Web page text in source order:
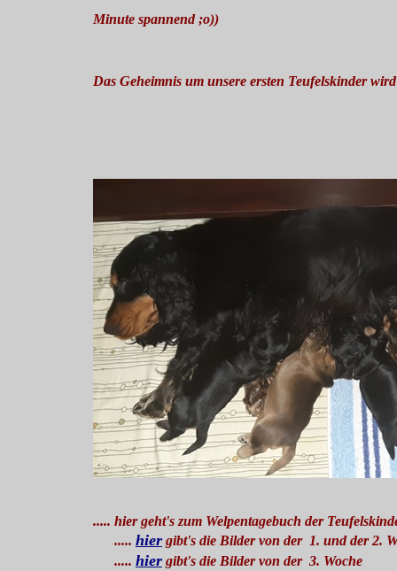
Minute spannend ;o))
Das Geheimnis um unsere ersten Teufelskinder
..... hier geht's zum Welpentagebuch der
..... hier gibt's die Bilder von der 1. und der 2.
..... hier gibt's die Bilder von der 3. Woche